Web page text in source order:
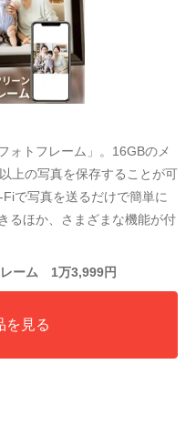
ォトフレーム」。16GBのメ
上の写真を保存することが可
で写真を送るだけで簡単に
るほか、さまざまな機能が付
ーム 1万3,999円
を見る